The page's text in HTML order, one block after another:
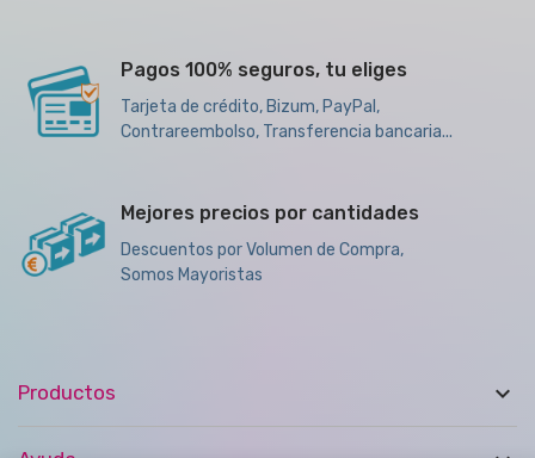
Pagos 100% seguros, tu eliges
Tarjeta de crédito, Bizum, PayPal,
Contrareembolso, Transferencia bancaria...
Mejores precios por cantidades
Descuentos por Volumen de Compra,
Somos Mayoristas
Productos 